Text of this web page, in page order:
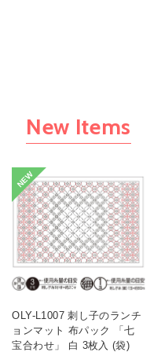
New Items
NEW
OLY-L1007 刺し子のランチ
ョンマット 布パック 「七
宝合わせ」 白 3枚入 (袋)